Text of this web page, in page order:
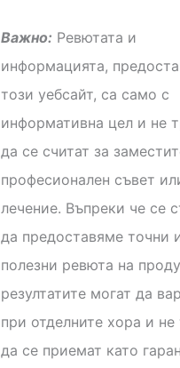
Важно: Ревютата и
информацията,
този уебсайт, са само с
информативна цел и не
да се считат за
професионален съвет
лечение. Въпреки че се
да предоставяме точни
полезни ревюта на
резултатите могат да
при отделните хора и не
да се приемат като